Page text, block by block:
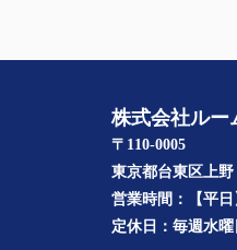
株式会社ル
〒110-0005
東京都台東区上
営業時間：
【平
定休日： 毎週水曜